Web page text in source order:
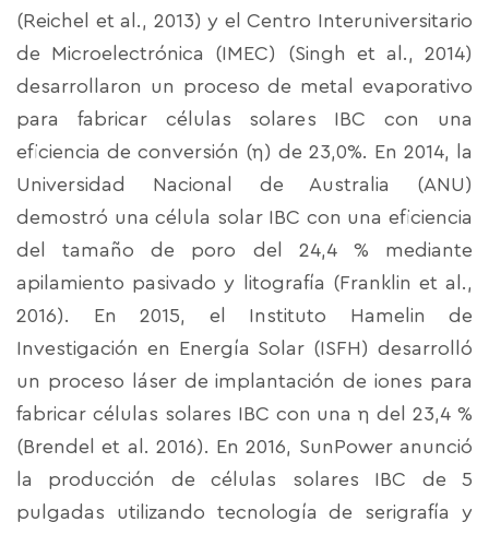
(Reichel et al., 2013) y el Centro Interuniversitario
de Microelectrónica (IMEC) (Singh et al., 2014)
desarrollaron un proceso de metal evaporativo
para fabricar células solares IBC con una
eficiencia de conversión (η) de 23,0%. En 2014, la
Universidad Nacional de Australia (ANU)
demostró una célula solar IBC con una eficiencia
del tamaño de poro del 24,4 % mediante
apilamiento pasivado y litografía (Franklin et al.,
2016). En 2015, el Instituto Hamelin de
Investigación en Energía Solar (ISFH) desarrolló
un proceso láser de implantación de iones para
fabricar células solares IBC con una η del 23,4 %
(Brendel et al. 2016). En 2016, SunPower anunció
la producción de células solares IBC de 5
pulgadas utilizando tecnología de serigrafía y